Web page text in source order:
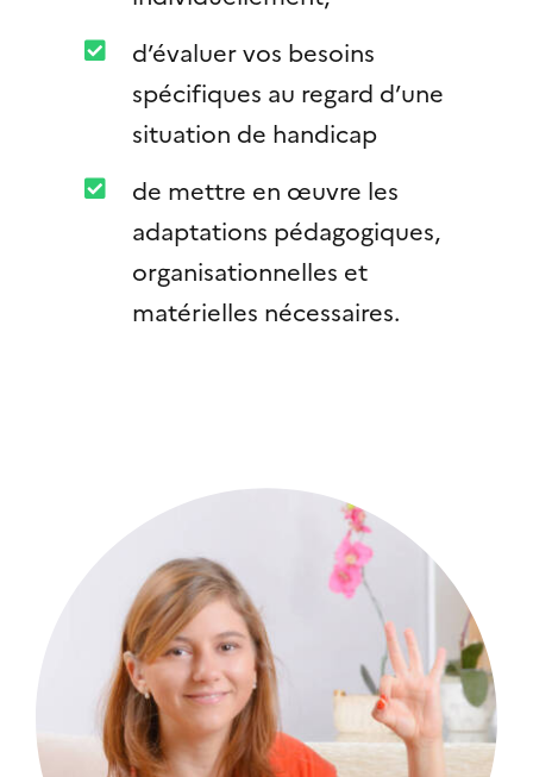
d’évaluer vos besoins
spécifiques au regard d’une
situation de handicap
de mettre en œuvre les
adaptations pédagogiques,
organisationnelles et
matérielles nécessaires.